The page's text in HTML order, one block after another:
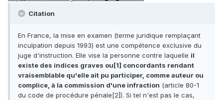
Citation
En France, la mise en examen (terme juridique remplaçant
inculpation depuis 1993) est une compétence exclusive du
juge d'instruction. Elle vise la personne contre laquelle il
existe des indices graves ou[1] concordants rendant
vraisemblable qu'elle ait pu participer, comme auteur ou
complice, à la commission d'une infraction (article 80-1
du code de procédure pénale[2]). Si tel n'est pas le cas,